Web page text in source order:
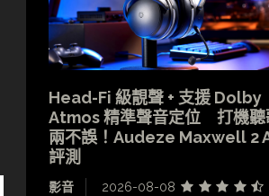
Head-Fi 級靚聲 + 支援 Dolby
Atmos 精準聲音定位 打機聽
兩不誤！Audeze Maxwell 2
評測
影音 2026-08-08